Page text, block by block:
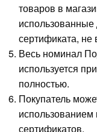
товаров в
сертификата,
Весь номинал
используется
полностью.
Покупатель
использованием
сертификатов.